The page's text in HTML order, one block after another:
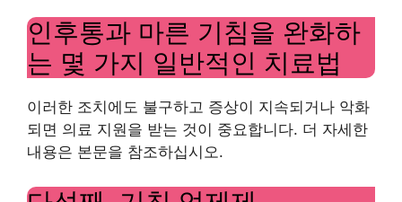
인후통과 마른 기침을 완화하
는 몇 가지 일반적인 치료법
이러한 조치에도 불구하고 증상이 지속되거나 악화
되면 의료 지원을 받는 것이 중요합니다. 더 자세한
내용은 본문을 참조하십시오.